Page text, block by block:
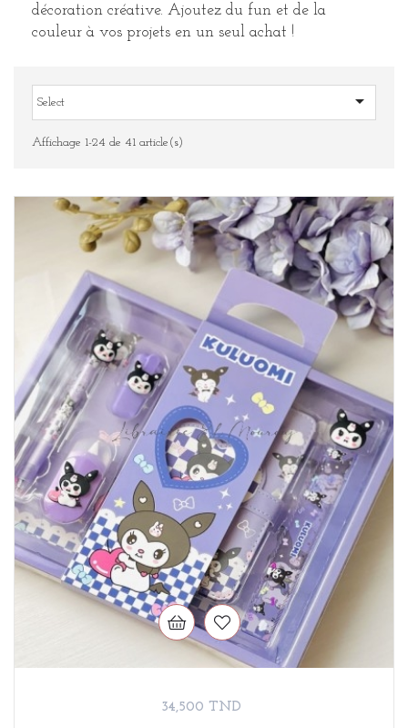
décoration créative. Ajoutez du fun et de la
couleur à vos projets en un seul achat !
Select 
Affichage 1-24 de 41 article(s)
Prix
34,500 TND